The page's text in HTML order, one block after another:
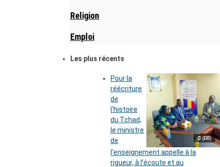
Religion
Emploi
Les plus récents
© (DR)
Pour la
réécriture
de
l’histoire
du Tchad,
le ministre
de
l’enseignement appelle à la
rigueur, à l’écoute et au